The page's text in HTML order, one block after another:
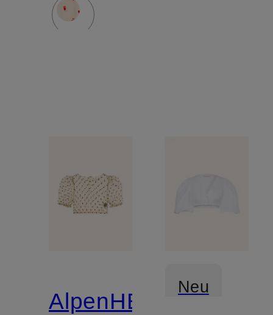
AlpenHERZ
Neu